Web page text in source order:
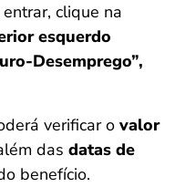
clique na
esquerdo
Desemprego”,
verificar o valor
das datas de
benefício.